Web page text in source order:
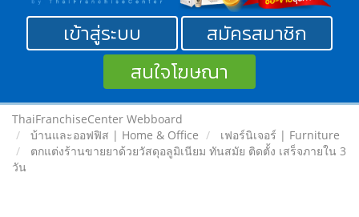
เข้าสู่ระบบ
สมัครสมาชิก
สนใจโฆษณา
ThaiFranchiseCenter Webboard
บ้านและออฟฟิส | Home & Office
เฟอร์นิเจอร์ | Furniture
ตกแต่งร้านขายยาด้วยวัสดุอลูมิเนียม ทันสมัย ติดตั้ง เสร็จภายใน 3
วัน